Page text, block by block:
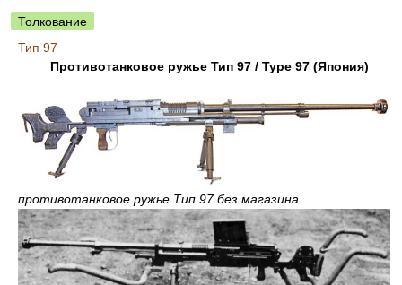
Толкование
Тип 97
Противотанковое ружье Тип 97 / Type 97 (Япония)
противотанковое ружье Тип 97 без магазина